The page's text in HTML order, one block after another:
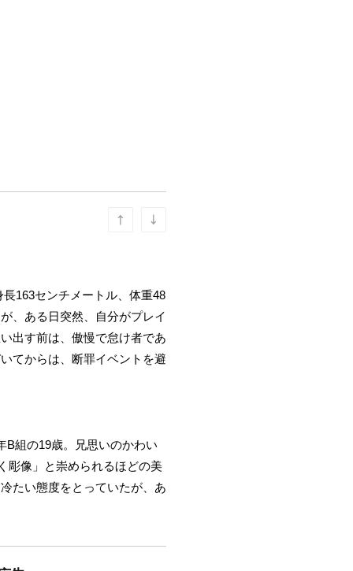
163センチメートル、体重48
、ある日突然、自分がプレイ
出す前は、傲慢で怠け者であ
てからは、断罪イベントを避
B組の19歳。兄思いのかわい
彫像」と崇められるほどの美
たい態度をとっていたが、あ